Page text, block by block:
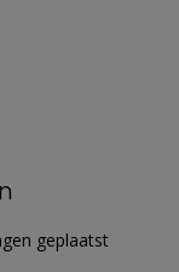
geplaatst